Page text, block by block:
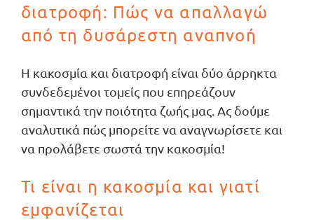
διατροφή: Πώς να απαλλαγώ
από τη δυσάρεστη αναπνοή
Η κακοσμία και διατροφή είναι δύο άρρηκτα
συνδεδεμένοι τομείς που επηρεάζουν
σημαντικά την ποιότητα ζωής μας. Ας δούμε
αναλυτικά πώς μπορείτε να αναγνωρίσετε και
να προλάβετε σωστά την κακοσμία!
Τι είναι η κακοσμία και γιατί
εμφανίζεται